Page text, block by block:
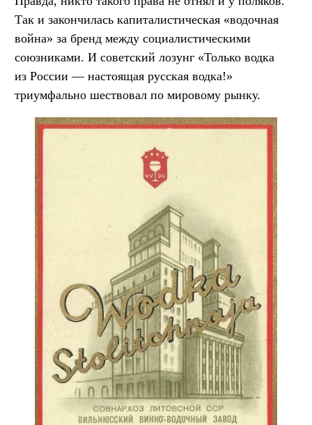
Так и закончилась капиталистическая «водочная
война» за бренд между социалистическими
союзниками. И советский лозунг «Только водка
из России — настоящая русская водка!»
триумфально шествовал по мировому рынку.